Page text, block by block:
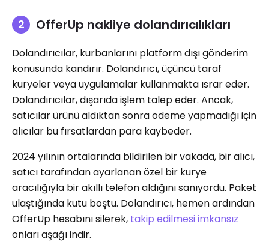
OfferUp nakliye dolandırıcılıkları
Dolandırıcılar, kurbanlarını platform dışı gönderim
konusunda kandırır. Dolandırıcı, üçüncü taraf
kuryeler veya uygulamalar kullanmakta ısrar eder.
Dolandırıcılar, dışarıda işlem talep eder. Ancak,
satıcılar ürünü aldıktan sonra ödeme yapmadığı için
alıcılar bu fırsatlardan para kaybeder.
2024 yılının ortalarında bildirilen bir vakada, bir alıcı,
satıcı tarafından ayarlanan özel bir kurye
aracılığıyla bir akıllı telefon aldığını sanıyordu. Paket
ulaştığında kutu boştu. Dolandırıcı, hemen ardından
OfferUp hesabını silerek, takip edilmesi imkansız
onları aşağı indir.